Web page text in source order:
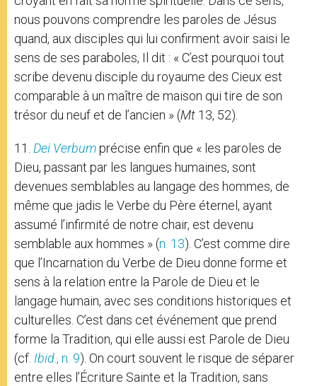
nous pouvons comprendre les paroles de Jésus
quand, aux disciples qui lui confirment avoir saisi le
sens de ses paraboles, Il dit : « C’est pourquoi tout
scribe devenu disciple du royaume des Cieux est
comparable à un maître de maison qui tire de son
trésor du neuf et de l’ancien » (Mt 13, 52).
11. Dei Verbumprécise enfin que « les paroles de
Dieu, passant par les langues humaines, sont
devenues semblables au langage des hommes, de
même que jadis le Verbe du Père éternel, ayant
assumé l’infirmité de notre chair, est devenu
semblable aux hommes » (n. 13). C’est comme dire
que l’Incarnation du Verbe de Dieu donne forme et
sens à la relation entre la Parole de Dieu et le
langage humain, avec ses conditions historiques et
culturelles. C’est dans cet événement que prend
forme la Tradition, qui elle aussi est Parole de Dieu
(cf. Ibid., n. 9). On court souvent le risque de séparer
entre elles l’Écriture Sainte et la Tradition, sans